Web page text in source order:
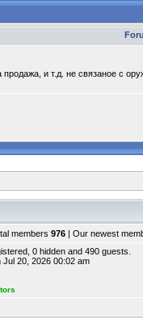
и т.д. не связаное с
members 976 | Our newest
0 hidden and 490 guests.
Jul 20, 2026 00:02 am